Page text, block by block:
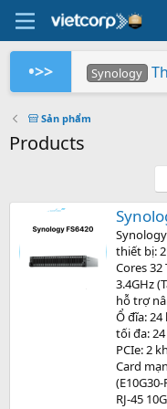
•>> Synology
Sản phẩm
Products
thiết bị:
Cores 32
3.4GHz
hỗ trợ
Ổ đĩa: 24
tối đa:
PCIe: 2
Card
RJ-45